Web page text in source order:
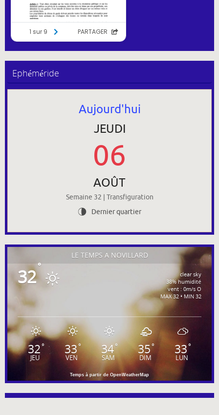
Ephéméride
Aujourd'hui
JEUDI
06
AOÛT
Semaine 32 | Transfiguration
U Dernier quartier
LE TEMPS À NOVILLARD
32°
clear sky
38% humidité
vent : 0m/s O
MAX 32 • MIN 32
32°
JEU
33°
VEN
34°
SAM
35°
DIM
33°
LUN
Temps à partir de OpenWeatherMap